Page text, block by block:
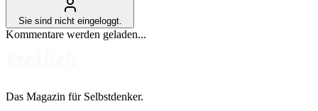
Sie sind nicht eingeloggt.
Kommentare werden geladen...
Das Magazin für Selbstdenker.